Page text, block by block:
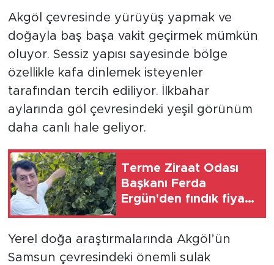
Akgöl çevresinde yürüyüş yapmak ve
doğayla baş başa vakit geçirmek mümkün
oluyor. Sessiz yapısı sayesinde bölge
özellikle kafa dinlemek isteyenler
tarafından tercih ediliyor. İlkbahar
aylarında göl çevresindeki yeşil görünüm
daha canlı hale geliyor.
Terme Ziraat Odası
Başkanı Ferda
Ergün'den fındık fiyatı
Yerel doğa araştırmalarında Akgöl’ün
Samsun çevresindeki önemli sulak